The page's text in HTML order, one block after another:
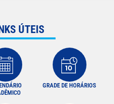
ÚTEIS
GRADE DE HORÁRIOS